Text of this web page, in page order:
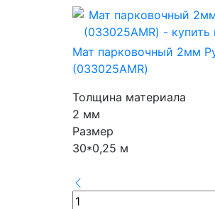
Мат парковочный 2мм
(033025AMR)
Толщина материала
2 мм
Размер
30*0,25 м